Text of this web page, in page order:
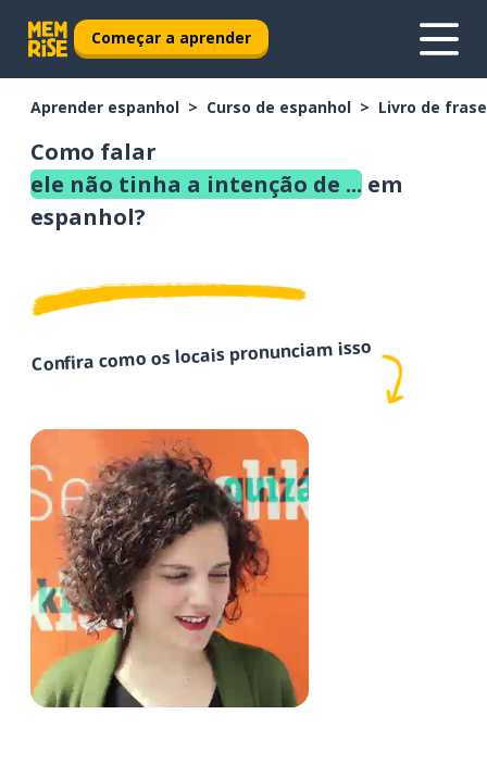
Começar a aprender
Aprender espanhol Curso de espanhol Livro de
Como falar
ele não tinha a intenção de ... em
espanhol?
Confira como os locais pronunciam isso